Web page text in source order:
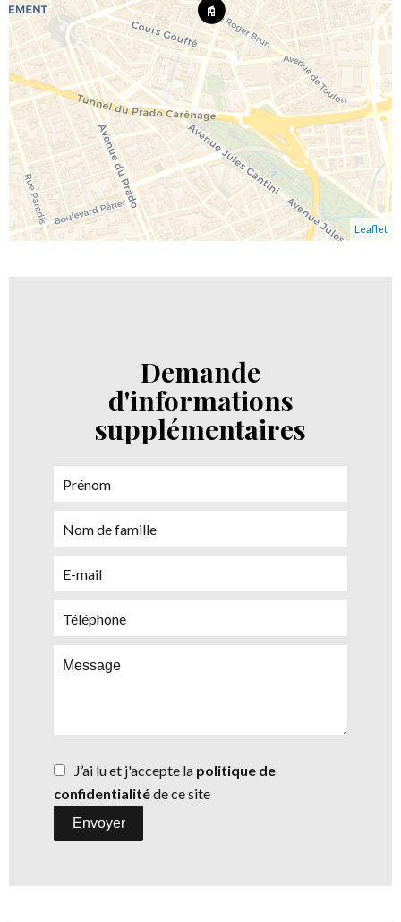
Leaflet
Demande
d'informations
supplémentaires
J’ai lu et j'accepte la politique de
confidentialitéde ce site
Envoyer